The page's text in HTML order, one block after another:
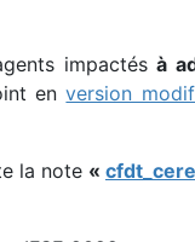
impactésà
enversion
la note «